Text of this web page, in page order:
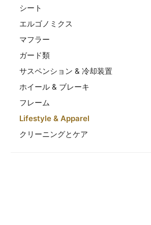
シート
エルゴノミクス
マフラー
ガード類
サスペンション & 冷却装置
ホイール & ブレーキ
フレーム
Lifestyle & Apparel
クリーニングとケア